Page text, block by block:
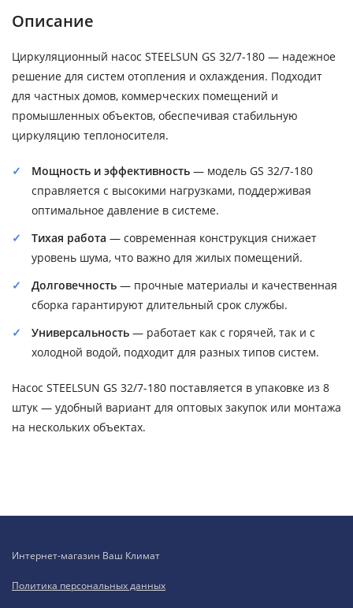
Описание
Циркуляционный насос STEELSUN GS 32/7-180 — надежное
решение для систем отопления и охлаждения. Подходит
для частных домов, коммерческих помещений и
промышленных объектов, обеспечивая стабильную
циркуляцию теплоносителя.
Мощность и эффективность — модель GS 32/7-180
справляется с высокими нагрузками, поддерживая
оптимальное давление в системе.
Тихая работа — современная конструкция снижает
уровень шума, что важно для жилых помещений.
Долговечность — прочные материалы и качественная
сборка гарантируют длительный срок службы.
Универсальность — работает как с горячей, так и с
холодной водой, подходит для разных типов систем.
Насос STEELSUN GS 32/7-180 поставляется в упаковке из 8
штук — удобный вариант для оптовых закупок или монтажа
на нескольких объектах.
Интернет-магазин Ваш Климат
Политика персональных данных